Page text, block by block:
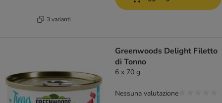
3 varianti
Greenwoods Delight Filetto
di Tonno
6 x 70 g
Nessuna valutazione